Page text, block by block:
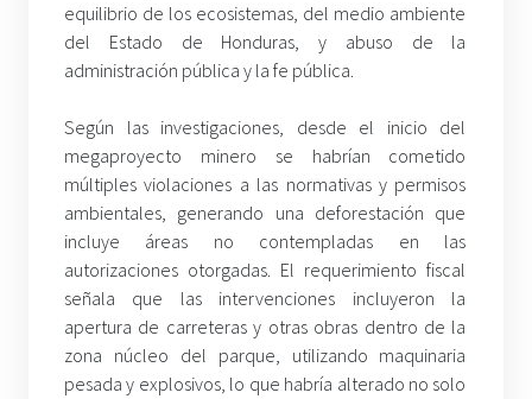
equilibrio de los ecosistemas, del medio ambiente
del Estado de Honduras, y abuso de la
administración pública y la fe pública.
Según las investigaciones, desde el inicio del
megaproyecto minero se habrían cometido
múltiples violaciones a las normativas y permisos
ambientales, generando una deforestación que
incluye áreas no contempladas en las
autorizaciones otorgadas. El requerimiento fiscal
señala que las intervenciones incluyeron la
apertura de carreteras y otras obras dentro de la
zona núcleo del parque, utilizando maquinaria
pesada y explosivos, lo que habría alterado no solo